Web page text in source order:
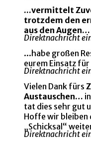
...vermittelt
trotzdem den
aus den Augen…
Direktnachricht
...habe großen
eurem Einsatz
Direktnachricht
Vielen Dank fürs
Austauschen…
tat dies sehr gut
Hoffe wir bleiben
„Schicksal“
Direktnachricht